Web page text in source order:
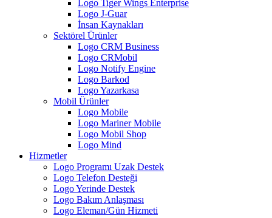
Logo Tiger Wings Enterprise
Logo J-Guar
İnsan Kaynakları
Sektörel Ürünler
Logo CRM Business
Logo CRMobil
Logo Notify Engine
Logo Barkod
Logo Yazarkasa
Mobil Ürünler
Logo Mobile
Logo Mariner Mobile
Logo Mobil Shop
Logo Mind
Hizmetler
Logo Programı Uzak Destek
Logo Telefon Desteği
Logo Yerinde Destek
Logo Bakım Anlaşması
Logo Eleman/Gün Hizmeti